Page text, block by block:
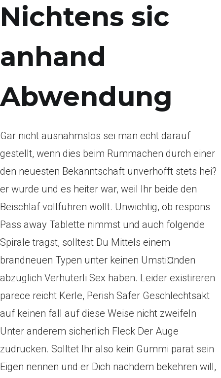
Nichtens sic
anhand
Abwendung
Gar nicht ausnahmslos sei man echt darauf
gestellt, wenn dies beim Rummachen durch einer
den neuesten Bekanntschaft unverhofft stets hei?
er wurde und es heiter war, weil Ihr beide den
Beischlaf vollfuhren wollt. Unwichtig, ob respons
Pass away Tablette nimmst und auch folgende
Spirale tragst, solltest Du Mittels einem
brandneuen Typen unter keinen Umsti¤nden
abzuglich Verhuterli Sex haben. Leider existireren
parece reicht Kerle, Perish Safer Geschlechtsakt
auf keinen fall auf diese Weise nicht zweifeln
Unter anderem sicherlich Fleck Der Auge
zudrucken. Solltet Ihr also kein Gummi parat sein
Eigen nennen und er Dich nachdem bekehren will,